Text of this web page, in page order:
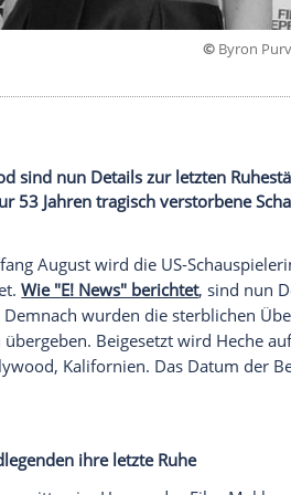
Tod sind nun Details zur
mit nur 53 Jahren tragisch